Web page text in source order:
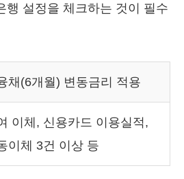
행 설정을 체크하는 것이 필수
채(6개월) 변동금리 적용
이체, 신용카드 이용실적,
이체 3건 이상 등